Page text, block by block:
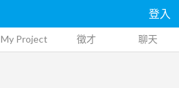
登入
My Project 徵才 聊天